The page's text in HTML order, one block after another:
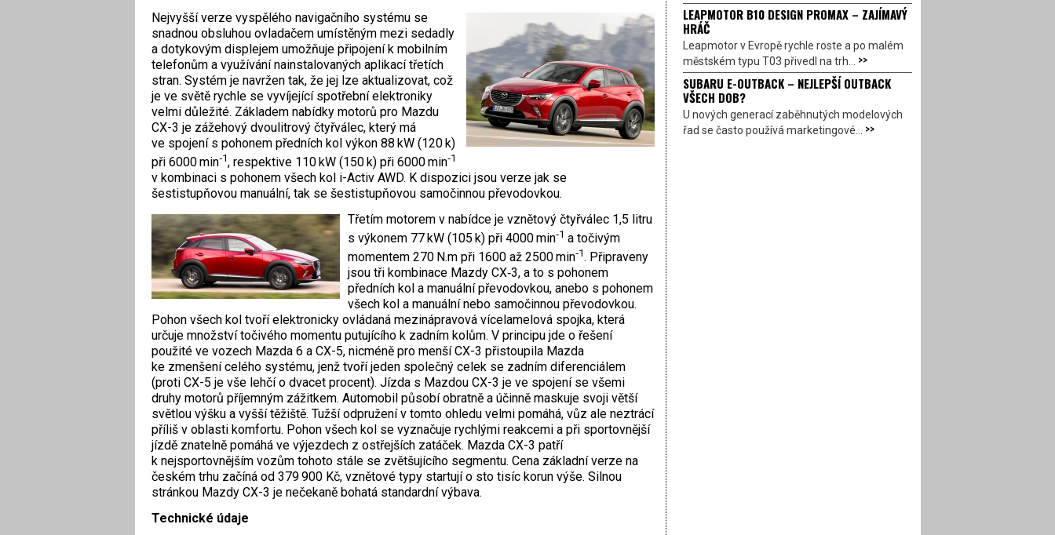
Nejvyšší verze vyspělého navigačního systému se
snadnou obsluhou ovladačem umístěným mezi sedadly
a dotykovým displejem umožňuje připojení k mobilním
telefonům a využívání nainstalovaných aplikací třetích
stran. Systém je navržen tak, že jej lze aktualizovat, což
je ve světě rychle se vyvíjející spotřební elektroniky
velmi důležité. Základem nabídky motorů pro Mazdu
CX-3 je zážehový dvoulitrový čtyřválec, který má
ve spojení s pohonem předních kol výkon 88 kW (120 k)
při 6000 min‑1, respektive 110 kW (150 k) při 6000 min‑1
v kombinaci s pohonem všech kol i-Activ AWD. K dispozici jsou verze jak se
šestistupňovou manuální, tak se šestistupňovou samočinnou převodovkou.
Třetím motorem v nabídce je vznětový čtyřválec 1,5 litru
s výkonem 77 kW (105 k) při 4000 min‑1 a točivým
momentem 270 N.m při 1600 až 2500 min‑1. Připraveny
jsou tři kombinace Mazdy CX‑3, a to s pohonem
předních kol a manuální převodovkou, anebo s pohonem
všech kol a manuální nebo samočinnou převodovkou.
Pohon všech kol tvoří elektronicky ovládaná mezinápravová vícelamelová spojka, která
určuje množství točivého momentu putujícího k zadním kolům. V principu jde o řešení
použité ve vozech Mazda 6 a CX-5, nicméně pro menší CX-3 přistoupila Mazda
ke zmenšení celého systému, jenž tvoří jeden společný celek se zadním diferenciálem
(proti CX-5 je vše lehčí o dvacet procent). Jízda s Mazdou CX-3 je ve spojení se všemi
druhy motorů příjemným zážitkem. Automobil působí obratně a účinně maskuje svoji větší
světlou výšku a vyšší těžiště. Tužší odpružení v tomto ohledu velmi pomáhá, vůz ale neztrácí
příliš v oblasti komfortu. Pohon všech kol se vyznačuje rychlými reakcemi a při sportovnější
jízdě znatelně pomáhá ve výjezdech z ostřejších zatáček. Mazda CX-3 patří
k nejsportovnějším vozům tohoto stále se zvětšujícího segmentu. Cena základní verze na
českém trhu začíná od 379 900 Kč, vznětové typy startují o sto tisíc korun výše. Silnou
stránkou Mazdy CX-3 je nečekaně bohatá standardní výbava.
Technické údaje
LEAPMOTOR B10 DESIGN PROMAX – ZAJÍMAVÝ
HRÁČ
Leapmotor v Evropě rychle roste a po malém
městském typu T03 přivedl na trh... >>
SUBARU E-OUTBACK – NEJLEPŠÍ OUTBACK
VŠECH DOB?
U nových generací zaběhnutých modelových
řad se často používá marketingové... >>